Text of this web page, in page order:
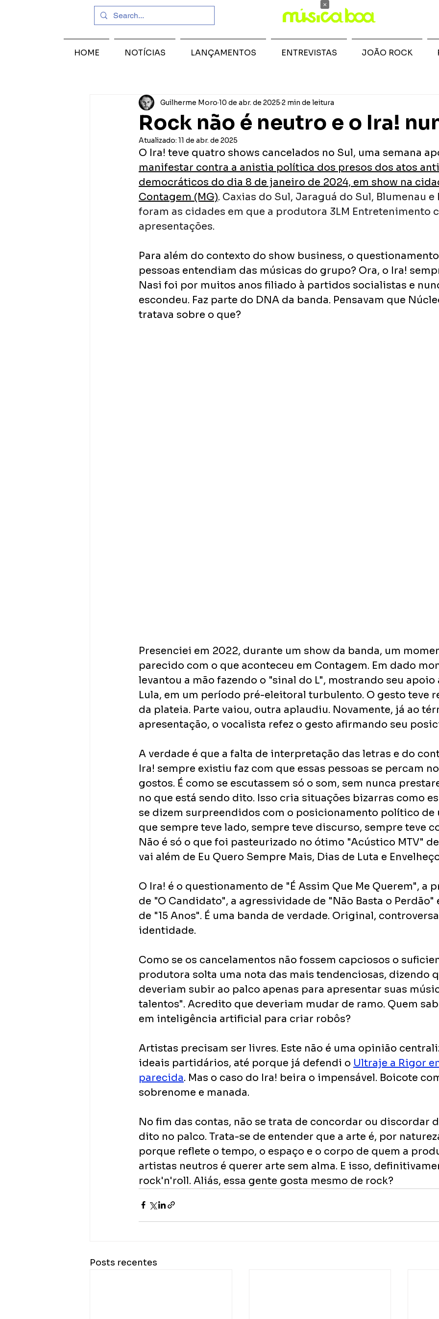
Rock não é neutro e o Ira!
Guilherme Moro 10 de abr. de 2025 2 min de leitura
Atualizado: 11 de abr. de 2025
O Ira! teve quatro shows cancelados no Sul, uma semana
manifestar contra a anistia política dos presos dos atos
democráticos do dia 8 de janeiro de 2024, em show na
Contagem (MG). Caxias do Sul, Jaraguá do Sul, Blumenau
foram as cidades em que a produtora 3LM Entretenimento
apresentações.
Para além do contexto do show business, o
pessoas entendiam das músicas do grupo? Ora, o Ira!
Nasi foi por muitos anos filiado à partidos socialistas e
escondeu. Faz parte do DNA da banda. Pensavam que
tratava sobre o que?
Presenciei em 2022, durante um show da banda, um
parecido com o que aconteceu em Contagem. Em dado
levantou a mão fazendo o "sinal do L", mostrando seu
Lula, em um período pré-eleitoral turbulento. O gesto teve
da plateia. Parte vaiou, outra aplaudiu. Novamente, já ao
apresentação, o vocalista refez o gesto afirmando seu
A verdade é que a falta de interpretação das letras e do
Ira! sempre existiu faz com que essas pessoas se percam
gostos. É como se escutassem só o som, sem nunca
no que está sendo dito. Isso cria situações bizarras como
se dizem surpreendidos com o posicionamento político de
que sempre teve lado, sempre teve discurso, sempre teve
Não é só o que foi pasteurizado no ótimo "Acústico MTV"
vai além de Eu Quero Sempre Mais, Dias de Luta e
O Ira! é o questionamento de "É Assim Que Me Querem", a
de "O Candidato", a agressividade de "Não Basta o Perdão"
de "15 Anos". É uma banda de verdade. Original,
identidade.
Como se os cancelamentos não fossem capciosos o
produtora solta uma nota das mais tendenciosas, dizendo
deveriam subir ao palco apenas para apresentar suas
talentos". Acredito que deveriam mudar de ramo. Quem
em inteligência artificial para criar robôs?
Artistas precisam ser livres. Este não é uma opinião
ideais partidários, até porque já defendi o Ultraje a Rigor
parecida. Mas o caso do Ira! beira o impensável. Boicote
sobrenome e manada.
No fim das contas, não se trata de concordar ou discordar
dito no palco. Trata-se de entender que a arte é, por
porque reflete o tempo, o espaço e o corpo de quem a
artistas neutros é querer arte sem alma. E isso,
rock'n'roll. Aliás, essa gente gosta mesmo de rock?
Posts recentes
HOME NOTÍCIAS LANÇAMENTOS ENTREVISTAS JOÃO ROCK
×